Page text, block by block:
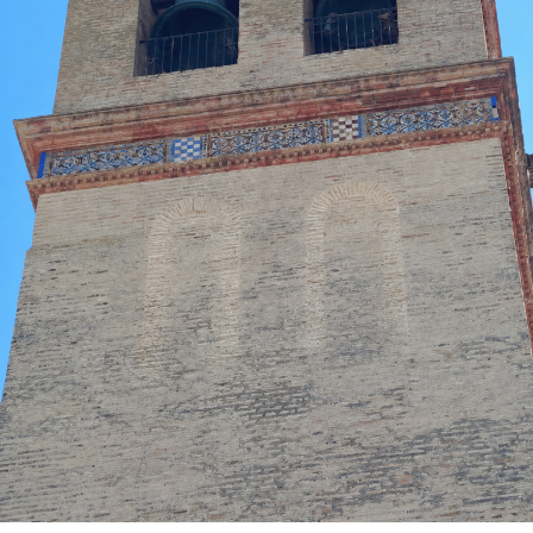
La peregrinación había sido presentada
públicamente el pasado 13 de mayo en la capilla de
la Vera Cruz, coincidiendo con la festividad de
Nuestra Señora del Rosario de Fátima. Aquel acto
estuvo acompañado por el rezo del rosario por las
calles de la feligresía de San Juan, mostrando la
estrecha vinculación que la corporación mantiene
con esta advocación mariana.